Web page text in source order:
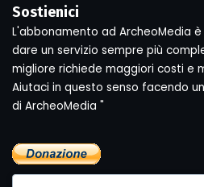
Sostienici
L'abbonamento ad ArcheoMedia
dare un servizio sempre più
migliore richiede maggiori costi e
Aiutaci in questo senso facendo
di ArcheoMedia "